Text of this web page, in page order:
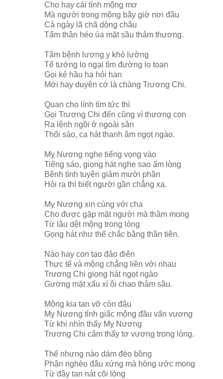
Cho hay cái tính mộng mơ
Mà người trong mộng bây giờ nơi đâu
Cả ngày lã chã dòng châu
Tấm thân héo úa mặt sầu thảm thương.
Tâm bệnh lương y khó lường
Tể tướng lo ngại tìm đường lo toan
Gọi kẻ hầu hạ hỏi han
Mới hay duyên cớ là chàng Trương Chi.
Quan cho lính tìm tức thì
Gọi Trương Chi đến cũng vì thương con
Ra lệnh ngồi ở ngoài sân
Thổi sáo, ca hát thanh âm ngọt ngào.
Mỵ Nương nghe tiếng vọng vào
Tiếng sáo, giọng hát nghe sao ấm lòng
Bệnh tình tuyên giảm mười phần
Hỏi ra thì biết người gần chẳng xa.
Mỵ Nương xin cùng với cha
Cho được gặp mặt người mà thầm mong
Từ lâu dệt mộng trong lòng
Gọng hát như thế chắc bằng thần tiên.
Nào hay con tạo đảo điên
Thực tế và mộng chẳng liền với nhau
Trương Chi giọng hát ngọt ngào
Gương mặt xấu xí ôi chao thảm sầu.
Mộng kia tan vỡ còn đâu
Mỵ Nương tỉnh giấc mộng đầu vấn vương
Từ khi nhìn thấy Mỵ Nương
Trương Chi cảm thấy tơ vương trong lòng.
Thế nhưng nào dám đèo bồng
Phận nghèo đâu xứng mà hòng ước mong
Từ đây tan nát cõi lòng